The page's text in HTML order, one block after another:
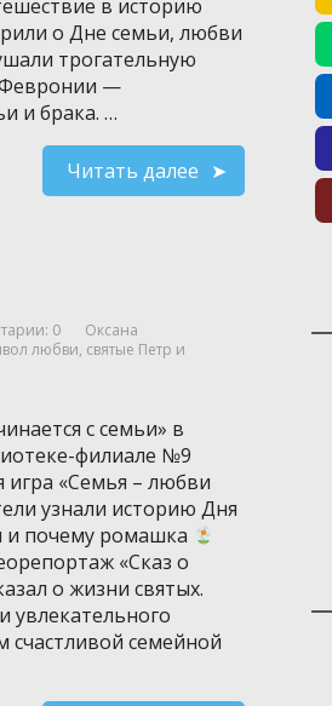
в историю
о Дне семьи, любви
трогательную
Февронии —
и брака. …
Читать далее
0
Оксана
любви, святые Петр и
с семьи» в
филиале №9
игра «Семья – любви
узнали историю Дня
и почему ромашка
«Сказ о
о жизни святых.
увлекательного
счастливой семейной